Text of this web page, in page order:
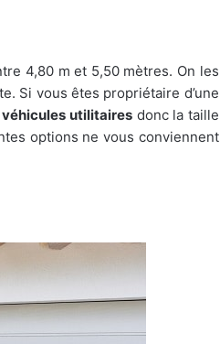
4,80 m et 5,50 mètres. On les
Si vous êtes propriétaire d’une
utilitairesdonc la taille
options ne vous conviennent